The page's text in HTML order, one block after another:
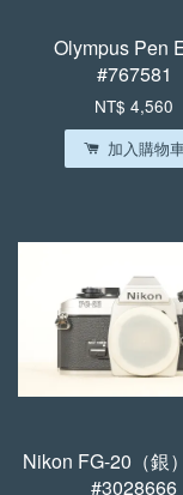
Olympus Pen
#767581
NT$ 4,560
加入購物
Nikon FG-20（銀
#3028666